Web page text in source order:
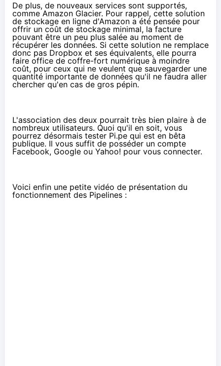
De plus, de nouveaux services sont supportés,
comme Amazon Glacier. Pour rappel, cette solution
de stockage en ligne d'Amazon a été pensée pour
offrir un coût de stockage minimal, la facture
pouvant être un peu plus salée au moment de
récupérer les données. Si cette solution ne remplace
donc pas Dropbox et ses équivalents, elle pourra
faire office de coffre-fort numérique à moindre
coût, pour ceux qui ne veulent que sauvegarder une
quantité importante de données qu'il ne faudra aller
chercher qu'en cas de gros pépin.
L'association des deux pourrait très bien plaire à de
nombreux utilisateurs. Quoi qu'il en soit, vous
pourrez désormais tester Pi.pe qui est en bêta
publique. Il vous suffit de posséder un compte
Facebook, Google ou Yahoo! pour vous connecter.
Voici enfin une petite vidéo de présentation du
fonctionnement des Pipelines :